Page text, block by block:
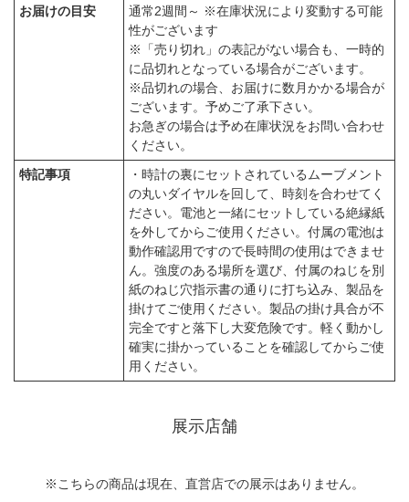
お届けの目安
通常2週間～ ※在庫状況により変動する可能
性がございます
※「売り切れ」の表記がない場合も、一時的
に品切れとなっている場合がございます。
※品切れの場合、お届けに数月かかる場合が
ございます。予めご了承下さい。
お急ぎの場合は予め在庫状況をお問い合わせ
ください。
特記事項
・時計の裏にセットされているムーブメント
の丸いダイヤルを回して、時刻を合わせてく
ださい。電池と一緒にセットしている絶縁紙
を外してからご使用ください。付属の電池は
動作確認用ですので長時間の使用はできませ
ん。強度のある場所を選び、付属のねじを別
紙のねじ穴指示書の通りに打ち込み、製品を
掛けてご使用ください。製品の掛け具合が不
完全ですと落下し大変危険です。軽く動かし
確実に掛かっていることを確認してからご使
用ください。
展示店舗
※こちらの商品は現在、直営店での展示はありません。